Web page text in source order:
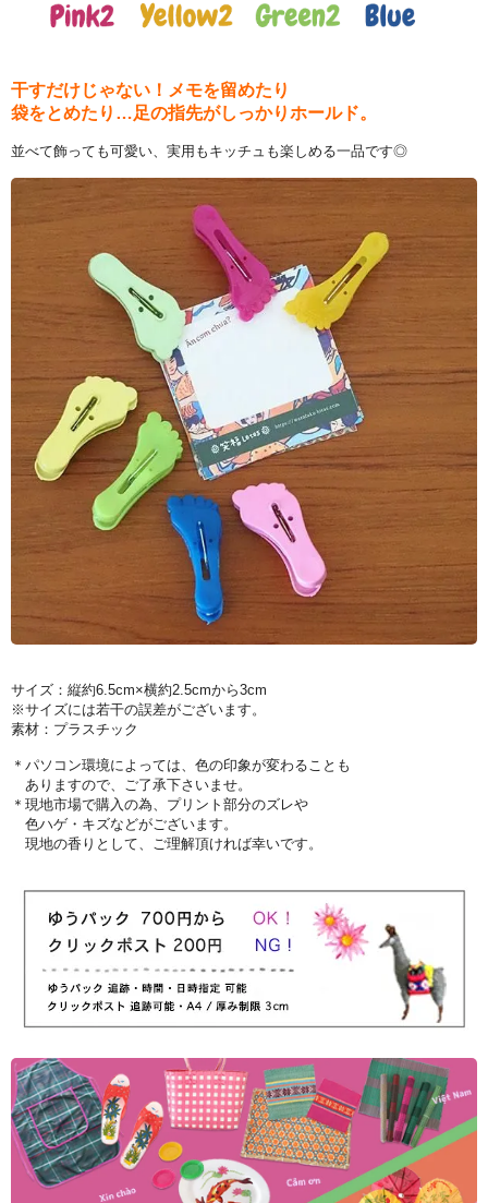
干すだけじゃない！メモを留めたり
袋をとめたり…足の指先がしっかりホールド。
並べて飾っても可愛い、実用もキッチュも楽しめる一品です◎
サイズ：縦約6.5cm×横約2.5cmから3cm
※サイズには若干の誤差がございます。
素材：プラスチック
＊パソコン環境によっては、色の印象が変わることも
ありますので、ご了承下さいませ。
＊現地市場で購入の為、プリント部分のズレや
色ハゲ・キズなどがございます。
現地の香りとして、ご理解頂ければ幸いです。